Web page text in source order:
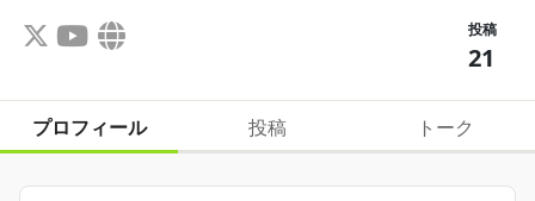
投稿
21
プロフィール 投稿 トーク